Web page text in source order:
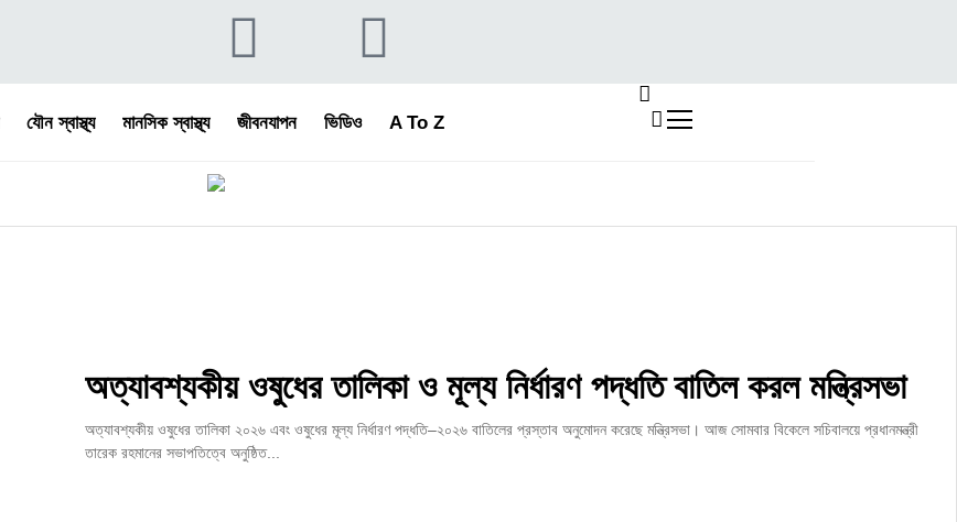
যৌন স্বাস্থ্য মানসিক স্বাস্থ্য জীবনযাপন ভিডিও A To Z
অত্যাবশ্যকীয় ওষুধের তালিকা ও মূল্য নির্ধারণ পদ্ধতি বাতিল করল মন্ত্রিসভা
অত্যাবশ্যকীয় ওষুধের তালিকা ২০২৬ এবং ওষুধের মূল্য নির্ধারণ পদ্ধতি–২০২৬ বাতিলের প্রস্তাব অনুমোদন করেছে মন্ত্রিসভা। আজ সোমবার বিকেলে সচিবালয়ে প্রধানমন্ত্রী
তারেক রহমানের সভাপতিত্বে অনুষ্ঠিত...